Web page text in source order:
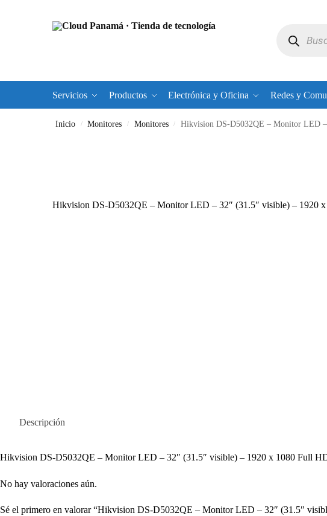
Servicios Productos Electrónica y Oficina Redes y
Inicio / Monitores / Monitores / Hikvision DS-D5032QE – Monitor LED –
Hikvision DS-D5032QE – Monitor LED – 32″ (31.5″ visible) – 1920
Descripción
Hikvision DS-D5032QE – Monitor LED – 32″ (31.5″ visible) – 1920 x 1080 Full
No hay valoraciones aún.
Sé el primero en valorar “Hikvision DS-D5032QE – Monitor LED – 32″ (31.5″